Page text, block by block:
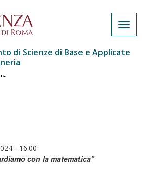
di Scienze di Base e Applicate
- 16:00
con la matematica"